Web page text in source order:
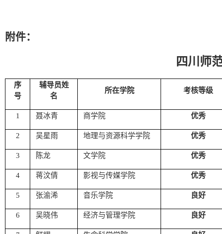
附件：
四川师
序
号
辅导员姓
名
所在学院 考核等级
1 聂冰青 商学院 优秀
2 吴星雨 地理与资源科学学院 优秀
3 陈龙 文学院 优秀
4 蒋汶倩 影视与传媒学院 优秀
5 张渝浠 音乐学院 良好
6 吴晓伟 经济与管理学院 良好